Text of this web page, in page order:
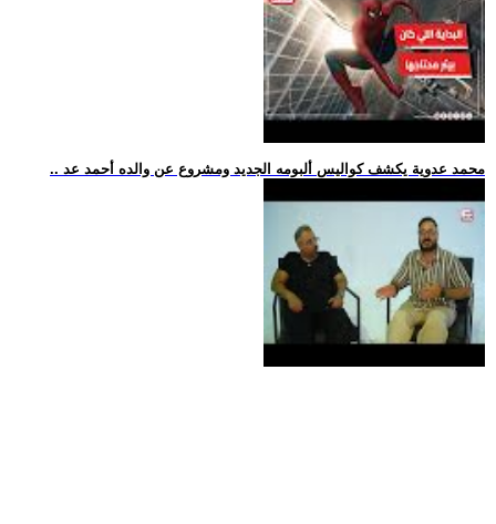
.. محمد عدوية يكشف كواليس ألبومه الجديد ومشروع عن والده أحمد عد